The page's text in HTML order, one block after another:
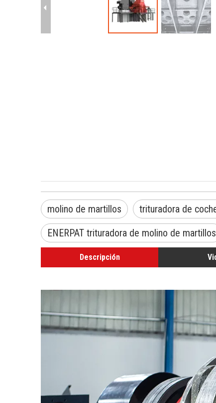
molino de martillos trituradora de
ENERPAT trituradora de molino de martillos
Descripción